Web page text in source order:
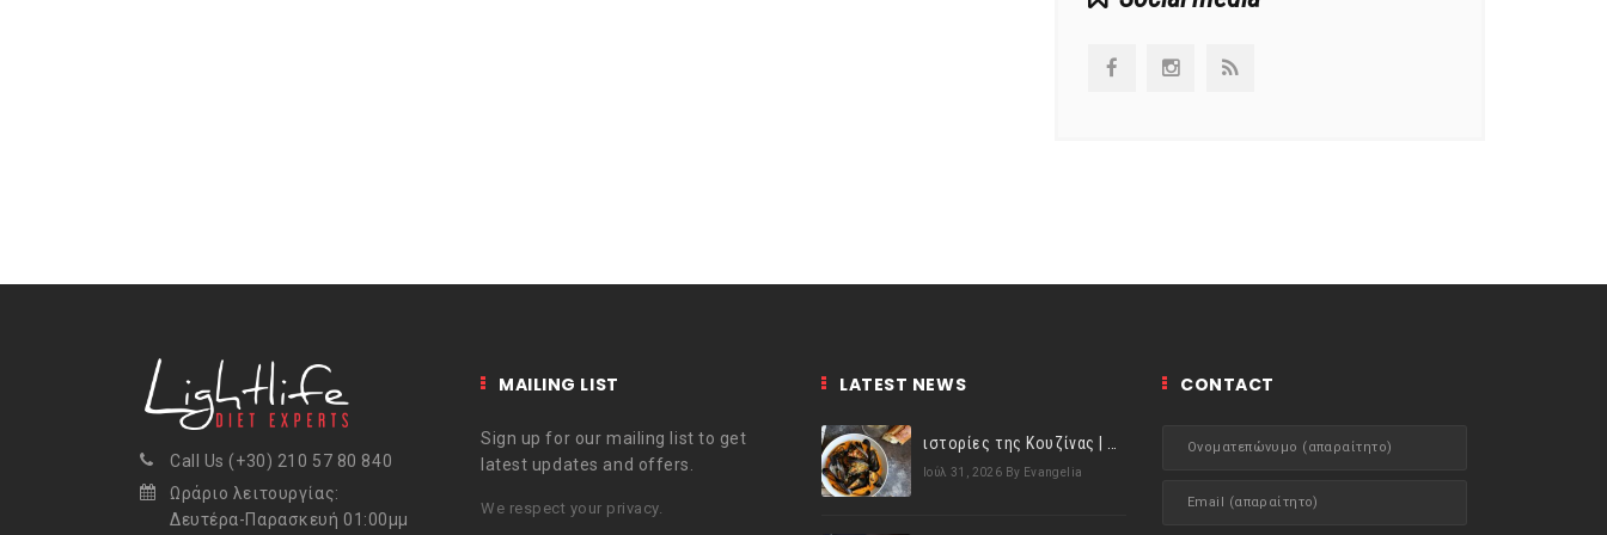
Call Us (+30) 210 57 80 840
Ωράριο λειτουργίας:
Δευτέρα-Παρασκευή 01:00μμ
MAILING LIST
Sign up for our mailing list to get
latest updates and offers.
We respect your privacy.
LATEST NEWS
Ιούλ 31, 2026 By Evangelia
CONTACT